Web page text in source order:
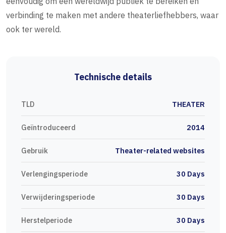
verbinding te maken met andere theaterliefhebbers, waar
ook ter wereld.
Technische details
TLD THEATER
Geïntroduceerd 2014
Gebruik Theater-related websites
Verlengingsperiode 30 Days
Verwijderingsperiode 30 Days
Herstelperiode 30 Days